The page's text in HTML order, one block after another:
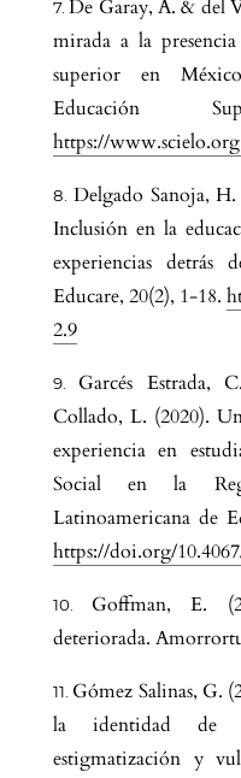
De Garay, A. & del
mirada a la
superior en
Educación
https://
Delgado Sanoja,
Inclusión en la
experiencias detrás
Educare, 20(2), 1-18.
2.9
Garcés Estrada,
Collado, L. (2020).
experiencia en
Social en la
Latinoamericana de
https://doi.org/
Goffman, E.
deteriorada.
Gómez Salinas, G.
la identidad de
estigmatización y